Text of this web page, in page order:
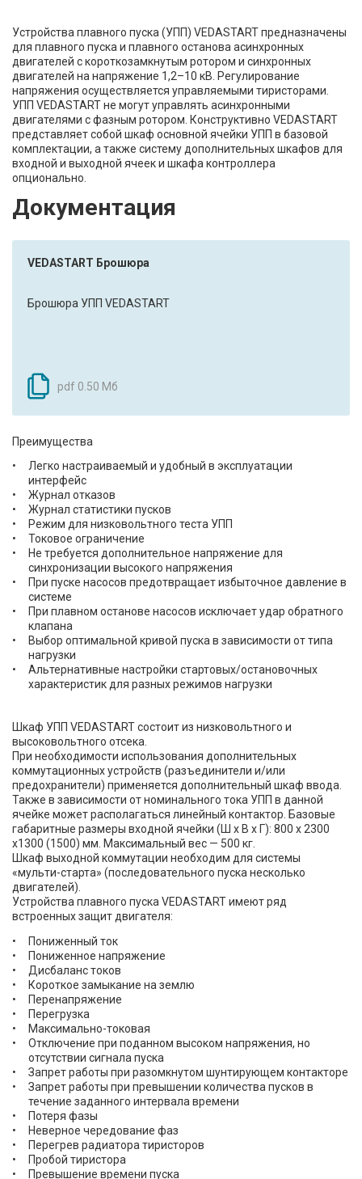
Устройства плавного пуска (УПП) VEDASTART предназначены
для плавного пуска и плавного останова асинхронных
двигателей с короткозамкнутым ротором и синхронных
двигателей на напряжение 1,2–10 кВ. Регулирование
напряжения осуществляется управляемыми тиристорами.
УПП VEDASTART не могут управлять асинхронными
двигателями с фазным ротором. Конструктивно VEDASTART
представляет собой шкаф основной ячейки УПП в базовой
комплектации, а также систему дополнительных шкафов для
входной и выходной ячеек и шкафа контроллера
опционально.
Документация
VEDASTART Брошюра
Брошюра УПП VEDASTART
pdf 0.50 Мб
Преимущества
Легко настраиваемый и удобный в эксплуатации
интерфейс
Журнал отказов
Журнал статистики пусков
Режим для низковольтного теста УПП
Токовое ограничение
Не требуется дополнительное напряжение для
синхронизации высокого напряжения
При пуске насосов предотвращает избыточное давление в
системе
При плавном останове насосов исключает удар обратного
клапана
Выбор оптимальной кривой пуска в зависимости от типа
нагрузки
Альтернативные настройки стартовых/остановочных
характеристик для разных режимов нагрузки
Шкаф УПП VEDASTART состоит из низковольтного и
высоковольтного отсека.
При необходимости использования дополнительных
коммутационных устройств (разъединители и/или
предохранители) применяется дополнительный шкаф ввода.
Также в зависимости от номинального тока УПП в данной
ячейке может располагаться линейный контактор. Базовые
габаритные размеры входной ячейки (Ш х В х Г): 800 х 2300
х1300 (1500) мм. Максимальный вес — 500 кг.
Шкаф выходной коммутации необходим для системы
«мульти-старта» (последовательного пуска несколько
двигателей).
Устройства плавного пуска VEDASTART имеют ряд
встроенных защит двигателя:
Пониженный ток
Пониженное напряжение
Дисбаланс токов
Короткое замыкание на землю
Перенапряжение
Перегрузка
Максимально-токовая
Отключение при поданном высоком напряжения, но
отсутствии сигнала пуска
Запрет работы при разомкнутом шунтирующем контакторе
Запрет работы при превышении количества пусков в
течение заданного интервала времени
Потеря фазы
Неверное чередование фаз
Перегрев радиатора тиристоров
Пробой тиристора
Превышение времени пуска